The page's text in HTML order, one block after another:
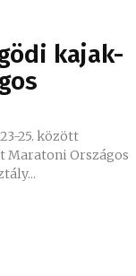
kajak-
25. között
Maratoni Országos